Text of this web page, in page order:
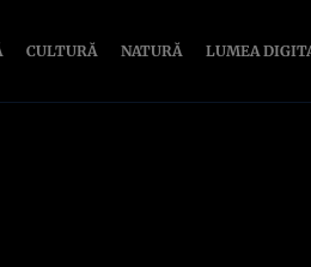
CULTURĂ NATURĂ LUMEA